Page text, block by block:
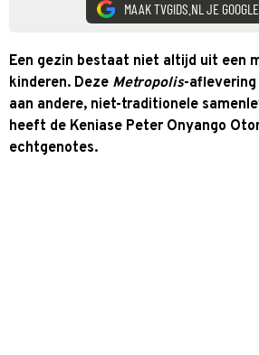
MAAK TVGIDS.NL JE
Een gezin bestaat niet altijd uit een
kinderen. Deze Metropolis-
aan andere, niet-traditionele
heeft de Keniase Peter Onyango
echtgenotes.